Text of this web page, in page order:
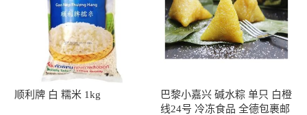
顺利牌 白 糯米 1kg
巴黎小嘉兴 碱水粽 单只 白橙
线24号 冷冻食品 全德包裹邮